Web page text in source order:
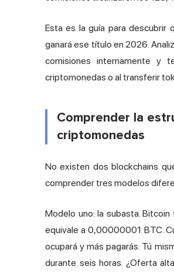
Esta es la guía para descubrir
ganará ese título en 2026.
comisiones internamente y
criptomonedas o al transferir
Comprender la
criptomonedas
No existen dos blockchains
comprender tres modelos
Modelo uno: la subasta.
equivale a 0,00000001 BTC.
ocupará y más pagarás. Tú
durante seis horas. ¿Oferta